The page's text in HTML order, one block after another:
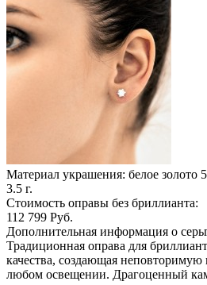
Материал украшения: белое золото
3.5 г.
Стоимость оправы без бриллианта:
112 799 Руб.
Дополнительная информация о
Традиционная оправа для
качества, создающая неповторимую
любом освещении. Драгоценный